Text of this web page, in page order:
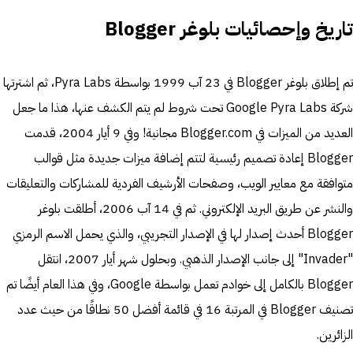
تاريخ وإحصائيات بلوغر Blogger
تم إطلاق بلوغر Blogger في 23 آب 1999 بواسطة Pyra Labs، ثم اشترتها
شركة Google Pyra Labs تحت شروط لم يتم الكشف عنها، هذا ما جعل
العديد من الميزات في Blogger.com مجانية! وفي 9 أيار 2004، قدمت
Blogger إعادة تصميم رئيسية لتتم إضافة ميزات جديدة مثل قوالب
متوافقة مع معايير الويب، وصفحات الأرشيف الفردية للمشاركات والتعليقات
والنشر عن طريق البريد الإلكتروني. ثم في 14 آب 2006، أطلقت بلوغر
Blogger أحدث إصدار لها في الإصدار التجريبي، والذي يحمل الاسم الرمزي
"Invader" إلى جانب الإصدار الذهبي. وبحلول شهر أيار 2007، انتقل
Blogger بالكامل إلى خوادم تعمل بواسطة Google، وفي هذا العام أيضًا تم
تصنيف Blogger في المرتبة 16 في قائمة أفضل 50 نطاقًا من حيث عدد
الزائرين.